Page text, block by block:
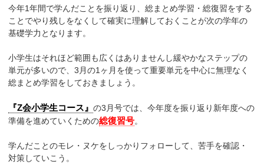
今年1年間で学んだことを振り返り、総まとめ学習・総復習をする
ことでやり残しをなくして確実に理解しておくことが次の学年の
基礎学力となります。
小学生はそれほど範囲も広くはありませんし緩やかなステップの
単元が多いので、3月の1ヶ月を使って重要単元を中心に無理なく
総まとめ学習をしておきましょう。
『Z会小学生コース』の3月号では、今年度を振り返り新年度への
準備を進めていくための総復習号。
学んだことのモレ・ヌケをしっかりフォローして、苦手を確認・
対策していこう。